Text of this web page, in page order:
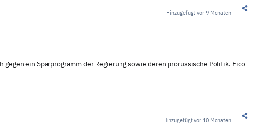
Hinzugefügtvor 9 Monaten
ein Sparprogramm der Regierung sowie deren prorussische Politik. Fico
Hinzugefügtvor 10 Monaten